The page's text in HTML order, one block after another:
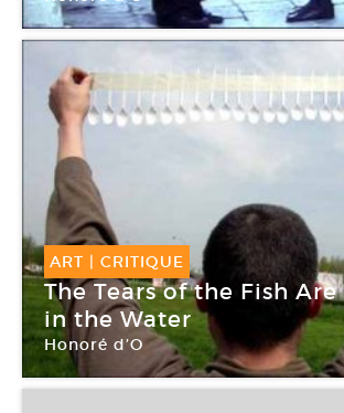
Galerie Aline Vidal
ART | CRITIQUE
The Tears of the Fish
in the Water
Honoré d’O
Galerie Aline Vidal